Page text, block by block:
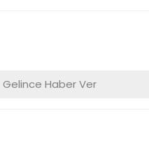
Gelince Haber Ver